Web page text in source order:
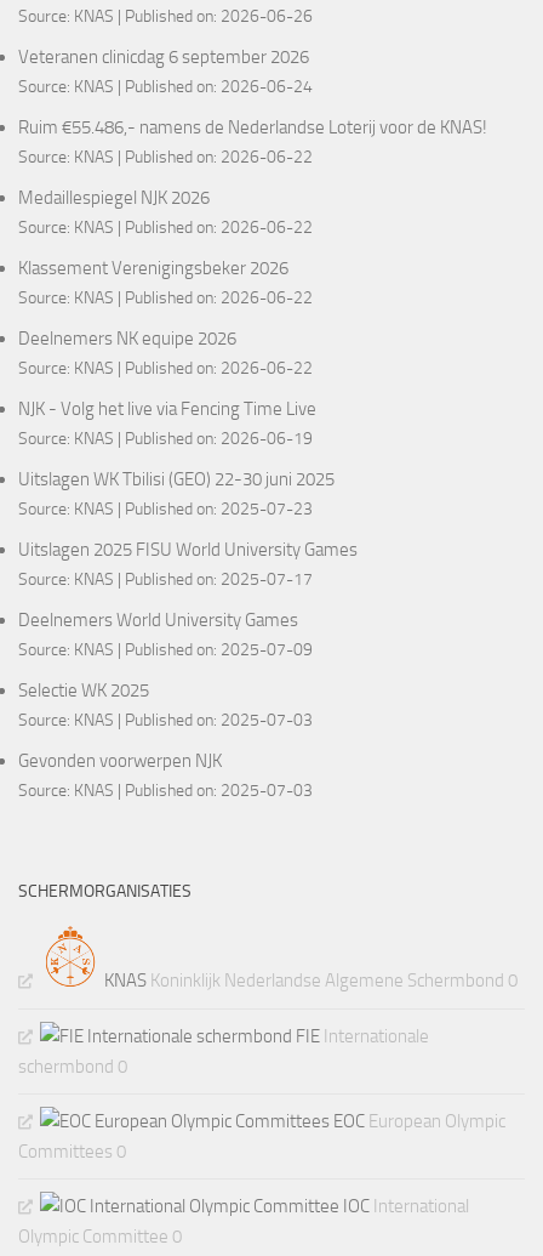
Source: KNAS Published on: 2026-06-26
Veteranen clinicdag 6 september 2026
Source: KNAS Published on: 2026-06-24
Ruim €55.486,- namens de Nederlandse Loterij voor de KNAS!
Source: KNAS Published on: 2026-06-22
Medaillespiegel NJK 2026
Source: KNAS Published on: 2026-06-22
Klassement Verenigingsbeker 2026
Source: KNAS Published on: 2026-06-22
Deelnemers NK equipe 2026
Source: KNAS Published on: 2026-06-22
NJK - Volg het live via Fencing Time Live
Source: KNAS Published on: 2026-06-19
Uitslagen WK Tbilisi (GEO) 22-30 juni 2025
Source: KNAS Published on: 2025-07-23
Uitslagen 2025 FISU World University Games
Source: KNAS Published on: 2025-07-17
Deelnemers World University Games
Source: KNAS Published on: 2025-07-09
Selectie WK 2025
Source: KNAS Published on: 2025-07-03
Gevonden voorwerpen NJK
Source: KNAS Published on: 2025-07-03
SCHERMORGANISATIES
KNAS Koninklijk Nederlandse Algemene Schermbond 0
FIE Internationale
schermbond 0
EOC European Olympic
Committees 0
IOC International
Olympic Committee 0